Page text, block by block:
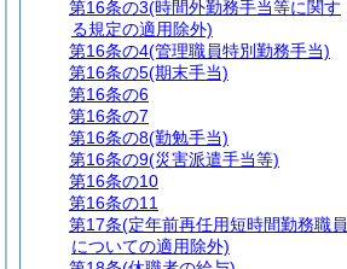
第16条の3(時間外勤務手当等に関す
る規定の適用除外)
第16条の4(管理職員特別勤務手当)
第16条の5(期末手当)
第16条の6
第16条の7
第16条の8(勤勉手当)
第16条の9(災害派遣手当等)
第16条の10
第16条の11
第17条(定年前再任用短時間勤務職員
についての適用除外)